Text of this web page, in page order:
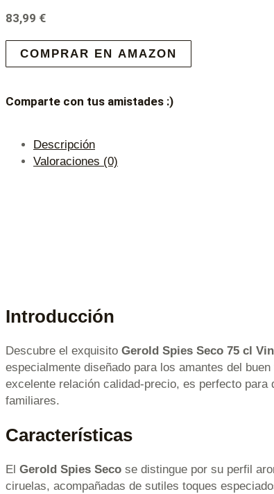
83,99 €
COMPRAR EN AMAZON
Comparte con tus amistades :)
Descripción
Valoraciones (0)
Introducción
Descubre el exquisito Gerold Spies Seco 75 cl
especialmente diseñado para los amantes del
excelente relación calidad-precio, es perfecto
familiares.
Características
El Gerold Spies Seco se distingue por su perfil
ciruelas, acompañadas de sutiles toques